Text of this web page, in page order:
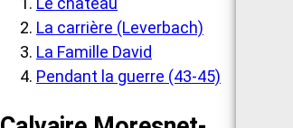
La carrière (Leverbach)
La Famille David
Pendant la guerre (43-45)